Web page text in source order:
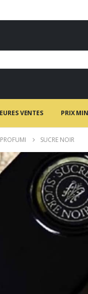
VENTES PRIX
SUCRE NOIR